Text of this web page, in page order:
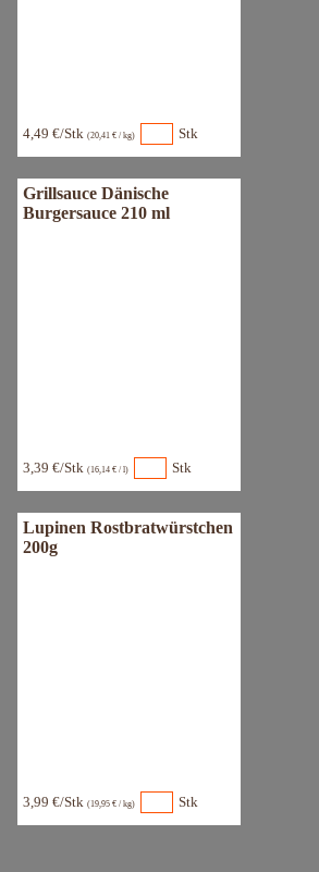
4,49 €/Stk (20,41 € / kg) Stk
Grillsauce Dänische
Burgersauce 210 ml
3,39 €/Stk (16,14 € / l) Stk
Lupinen Rostbratwürstchen
200g
3,99 €/Stk (19,95 € / kg) Stk